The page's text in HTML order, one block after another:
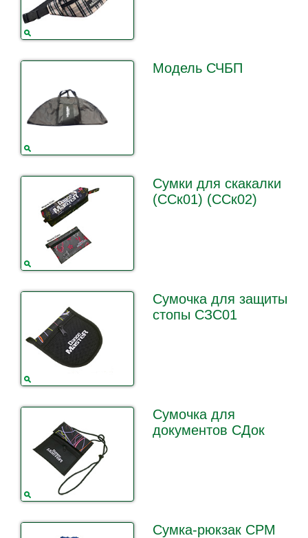
Модель СЧБП
Сумки для скакалки
(ССк01) (ССк02)
Сумочка для защиты
стопы СЗС01
Сумочка для
документов СДок
Сумка-рюкзак СРМ